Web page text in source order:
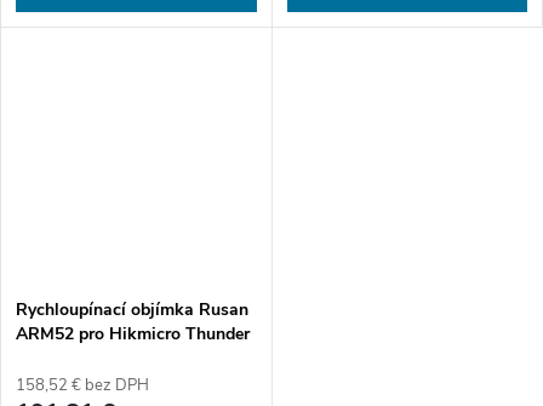
Rychloupínací objímka Rusan
ARM52 pro Hikmicro Thunder
158,52 € bez DPH